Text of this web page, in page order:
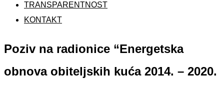
TRANSPARENTNOST
KONTAKT
Poziv na radionice “Energetska
obnova obiteljskih kuća 2014. – 2020.